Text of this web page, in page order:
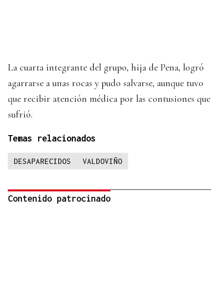
La cuarta integrante del grupo, hija de Pena, logró
agarrarse a unas rocas y pudo salvarse, aunque tuvo
que recibir atención médica por las contusiones que
sufrió.
Temas relacionados
DESAPARECIDOS VALDOVIÑO
Contenido patrocinado